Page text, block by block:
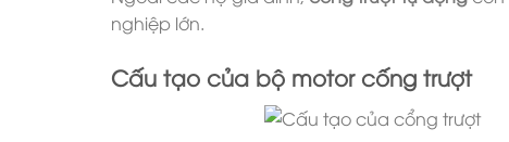
nghiệp lớn.
Cấu tạo của bộ motor cống trượt